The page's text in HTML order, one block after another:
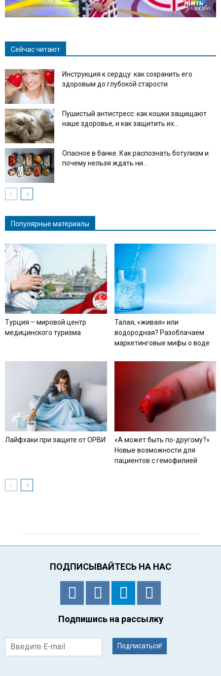
Сейчас читают
Инструкция к сердцу: как сохранить его
здоровым до глубокой старости
Пушистый антистресс: как кошки защищают
наше здоровье, и как защитить их...
Опасное в банке. Как распознать ботулизм и
почему нельзя ждать ни...
Популярные материалы
Турция – мировой центр
медицинского туризма
Талая, «живая» или
водородная? Разоблачаем
маркетинговые мифы о воде
Лайфхаки при защите от ОРВИ
«А может быть по-другому?»
Новые возможности для
пациентов с гемофилией
ПОДПИСЫВАЙТЕСЬ НА НАС
Подпишись на рассылку
Подписаться!